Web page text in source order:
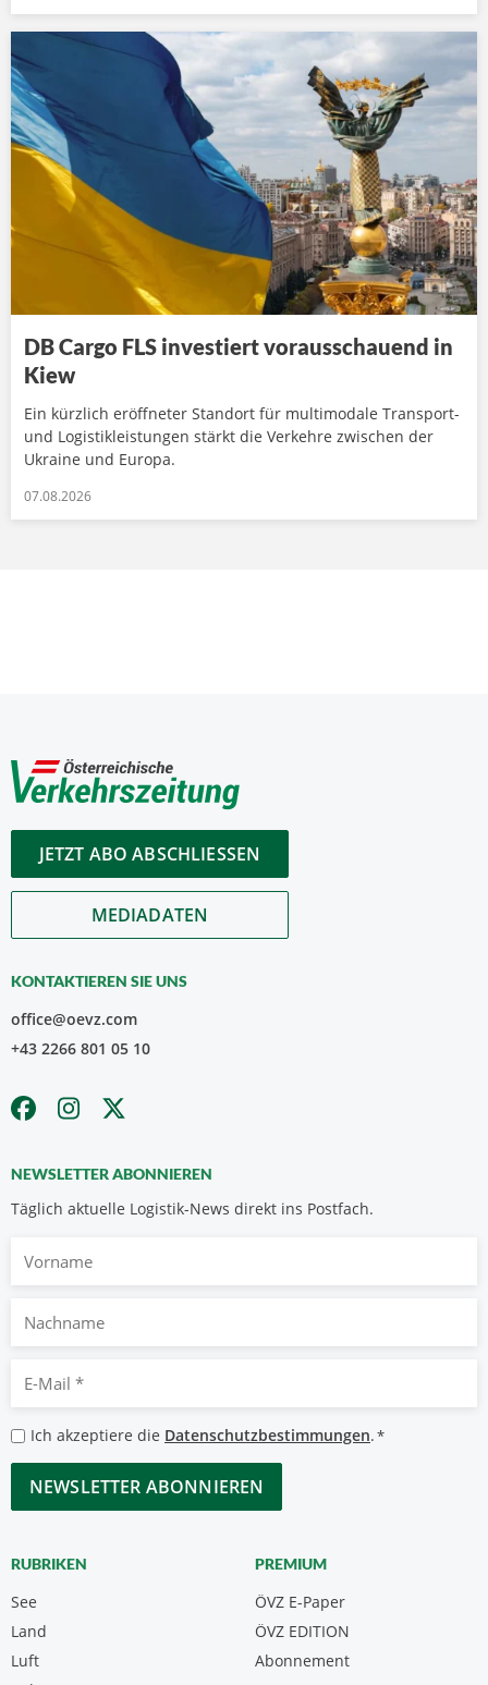
DB Cargo FLS investiert vorausschauend in
Kiew
Ein kürzlich eröffneter Standort für multimodale Transport-
und Logistikleistungen stärkt die Verkehre zwischen der
Ukraine und Europa.
07.08.2026
JETZT ABO ABSCHLIESSEN
MEDIADATEN
KONTAKTIEREN SIE UNS
office@oevz.com
+43 2266 801 05 10
NEWSLETTER ABONNIEREN
Täglich aktuelle Logistik-News direkt ins Postfach.
Nachname
Mail
*
Datenschutzbestimmungen
*
Ich akzeptiere die Datenschutzbestimmungen.*
CAPTCHA
RUBRIKEN
See
Land
Luft
PREMIUM
ÖVZ E-Paper
Abonnement
ÖVZ EDITION